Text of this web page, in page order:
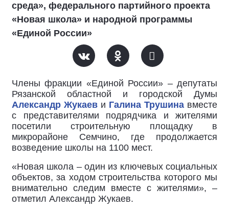
среда», федерального партийного проекта
«Новая школа» и народной программы
«Единой России»
Члены фракции «Единой России» – депутаты
Рязанской областной и городской Думы
Александр Жукаев и Галина Трушина вместе
с представителями подрядчика и жителями
посетили строительную площадку в
микрорайоне Семчино, где продолжается
возведение школы на 1100 мест.
«Новая школа – один из ключевых социальных
объектов, за ходом строительства которого мы
внимательно следим вместе с жителями», –
отметил Александр Жукаев.